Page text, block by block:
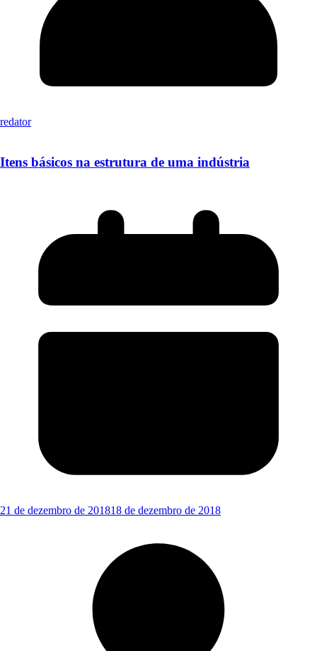
redator
Itens básicos na estrutura de uma indústria
21 de dezembro de 201818 de dezembro de 2018